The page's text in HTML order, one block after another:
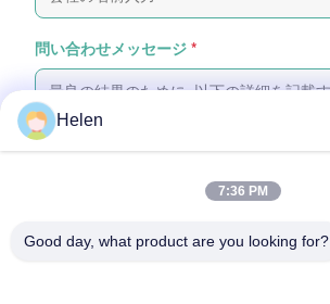
問い合わせメッセージ *
ファイルを添付する
Helen
7:36 PM
Good day, what product are you looking for?